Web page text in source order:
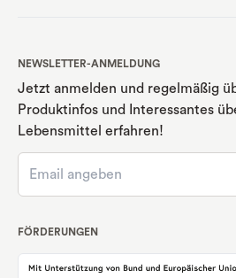
NEWSLETTER-ANMELDUNG
Jetzt anmelden und regelmäßig
Produktinfos und Interessantes
Lebensmittel erfahren!
FÖRDERUNGEN